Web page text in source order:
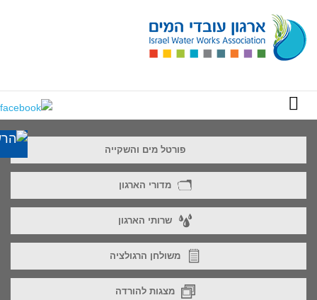
פורטל מים והשקייה
מדורי הארגון
שרותי הארגון
משולחן הרגולציה
מצגות להורדה